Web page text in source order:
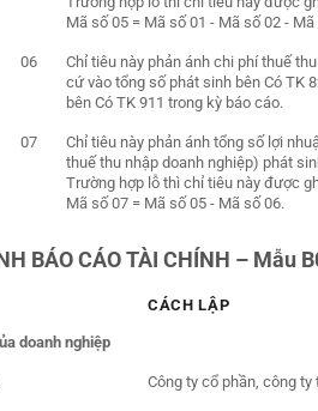
Mã số 05 = Mã số 01 - Mã số 02 -
06
Chỉ tiêu này phản ánh chi phí thuế
cứ vào tổng số phát sinh bên Có TK
bên Có TK 911 trong kỳ báo cáo.
07
Chỉ tiêu này phản ánh tổng số lợi
thuế thu nhập doanh nghiệp) phát
Trường hợp lỗ thì chỉ tiêu này được
Mã số 07 = Mã số 05 - Mã số 06.
BÁO CÁO TÀI CHÍNH – Mẫu
CÁCH LẬP
doanh nghiệp
Công ty cổ phần, công